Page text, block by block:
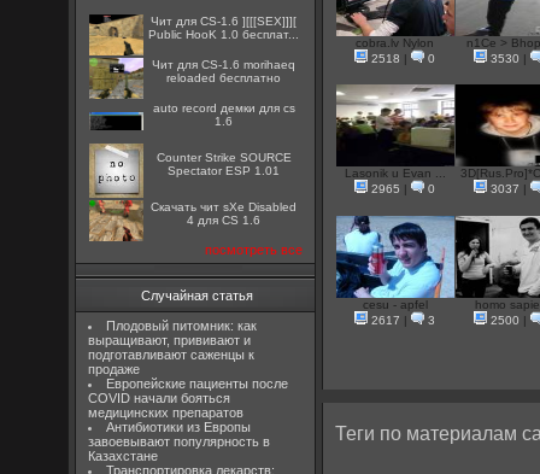
Чит для CS-1.6 ][[[SEX]]][
Public HooK 1.0 бесплат...
Чит для CS-1.6 morihaeq
reloaded бесплатно
auto record демки для cs
1.6
Counter Strike SOURCE
Spectator ESP 1.01
Скачать чит sXe Disabled
4 для CS 1.6
посмотреть все
Случайная статья
Плодовый питомник: как
выращивают, прививают и
подготавливают саженцы к
продаже
Европейские пациенты после
COVID начали бояться
медицинских препаратов
Антибиотики из Европы
завоевывают популярность в
Казахстане
Транспортировка лекарств:
cobra.lv Nylon
2518
| 0
n1Ce >
3530
|
Lasonik u Evan ...
2965
| 0
3037
|
cesu - apfel
2617
| 3
homo
2500
|
Теги по материалам